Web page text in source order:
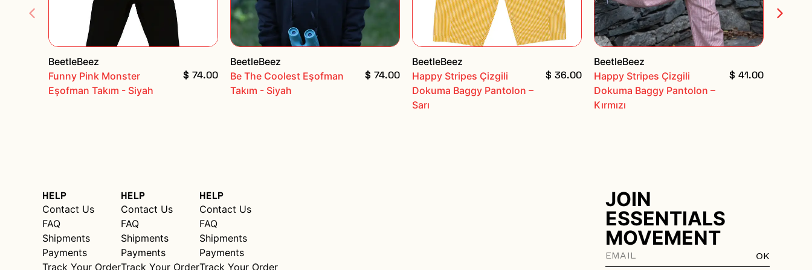
BeetleBeez
Funny Pink Monster
Eşofman Takım - Siyah
$ 74.00
BeetleBeez
Be The Coolest Eşofman
Takım - Siyah
$ 74.00
BeetleBeez
Happy Stripes Çizgili
Dokuma Baggy Pantolon –
Sarı
$ 36.00
BeetleBeez
Happy Stripes Çizgili
Dokuma Baggy Pantolon –
Kırmızı
$ 41.00
HELP
Contact Us
FAQ
Shipments
Payments
Track Your Order
HELP
Contact Us
FAQ
Shipments
Payments
Track Your Order
HELP
Contact Us
FAQ
Shipments
Payments
Track Your Order
JOIN
ESSENTIALS
MOVEMENT
OK